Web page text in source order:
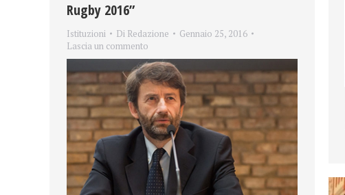
Rugby 2016”
Istituzioni Di Redazione
Gennaio 25, 2016
Lascia un commento